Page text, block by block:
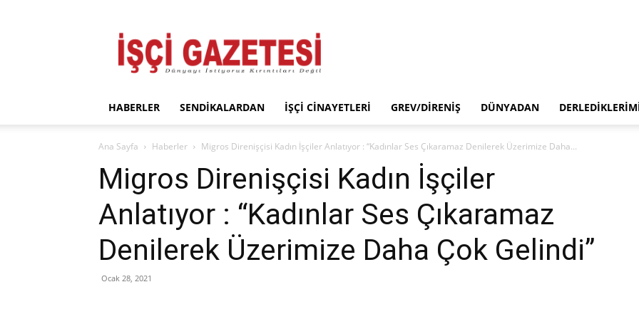
Gazetesi
HABERLER SENDIKALARDAN İŞÇI CINAYETLERI GREV/DIRENIŞ DÜNYADAN
Ana Sayfa Haberler Migros Direnişçisi Kadın İşçiler Anlatıyor : “Kadınlar Ses Çıkaramaz Denilerek Üzerimize Daha...
Migros Direnişçisi Kadın İşçiler
Anlatıyor : “Kadınlar Ses Çıkaramaz
Denilerek Üzerimize Daha Çok Gelindi”
Ocak 28, 2021